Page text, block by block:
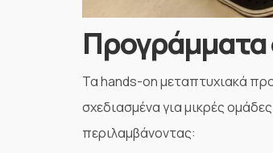
Προγράμματα
Τα hands-on μεταπτυχιακά
σχεδιασμένα για μικρές
περιλαμβάνοντας: